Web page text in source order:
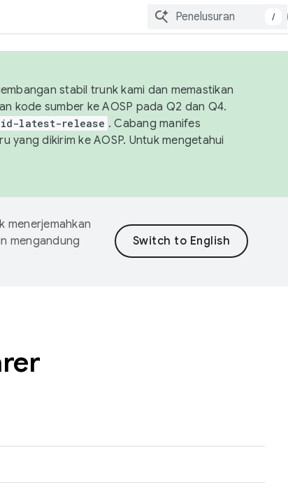
/
stabil trunk kami dan memastikan
kode sumber ke AOSP pada Q2 dan Q4.
latest-release . Cabang manifes
yang dikirim ke AOSP. Untuk mengetahui
menerjemahkan
mengandung